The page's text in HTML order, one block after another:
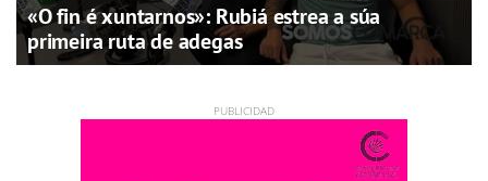
«O fin é xuntarnos»: Rubiá estrea a súa
primeira ruta de adegas